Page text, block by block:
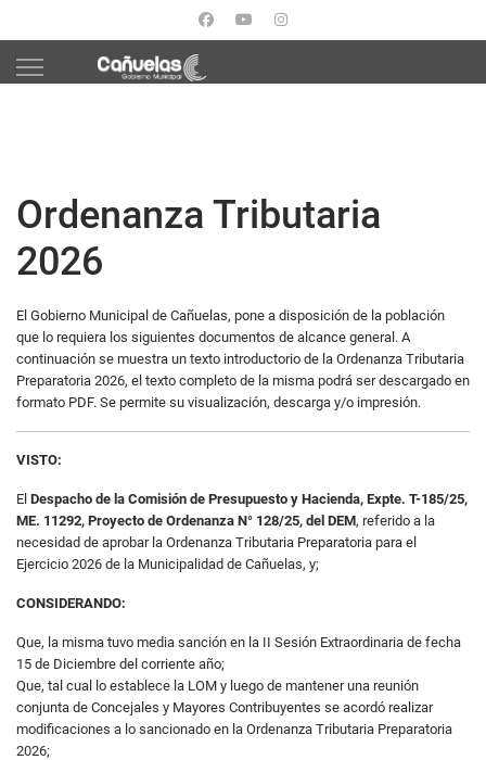
Ordenanza Tributaria
2026
El Gobierno Municipal de Cañuelas, pone a disposición de la población
que lo requiera los siguientes documentos de alcance general. A
continuación se muestra un texto introductorio de la Ordenanza Tributaria
Preparatoria 2026, el texto completo de la misma podrá ser descargado en
formato PDF. Se permite su visualización, descarga y/o impresión.
VISTO:
El Despacho de la Comisión de Presupuesto y Hacienda, Expte. T-185/25,
ME. 11292, Proyecto de Ordenanza N° 128/25, del DEM, referido a la
necesidad de aprobar la Ordenanza Tributaria Preparatoria para el
Ejercicio 2026 de la Municipalidad de Cañuelas, y;
CONSIDERANDO:
Que, la misma tuvo media sanción en la II Sesión Extraordinaria de fecha
15 de Diciembre del corriente año;
Que, tal cual lo establece la LOM y luego de mantener una reunión
conjunta de Concejales y Mayores Contribuyentes se acordó realizar
modificaciones a lo sancionado en la Ordenanza Tributaria Preparatoria
2026;